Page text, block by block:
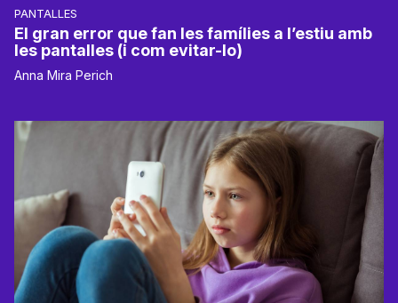
PANTALLES
El gran error que fan les famílies a l’estiu amb
les pantalles (i com evitar-lo)
Anna Mira Perich